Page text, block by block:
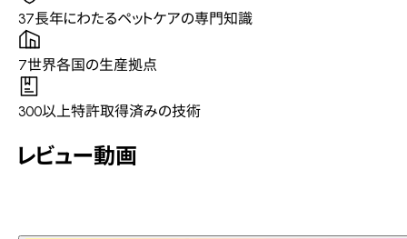
37長年にわたるペットケアの専門知識
7世界各国の生産拠点
300以上特許取得済みの技術
レビュー動画